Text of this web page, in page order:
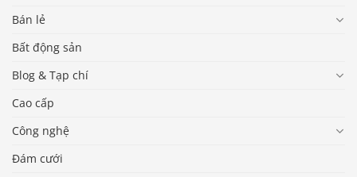
Bán lẻ
Bất động sản
Blog & Tạp chí
Cao cấp
Công nghệ
Đám cưới